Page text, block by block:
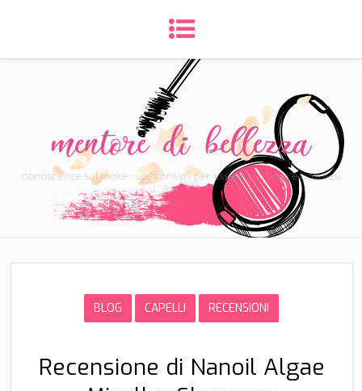
BLOG CAPELLI RECENSIONI
Recensione di Nanoil Algae